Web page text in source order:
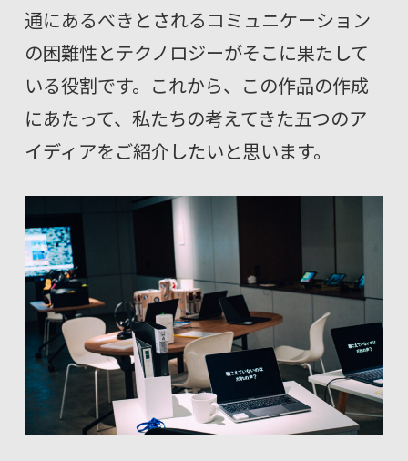
通にあるべきとされるコミュニケーション
の困難性とテクノロジーがそこに果たして
いる役割です。これから、この作品の作成
にあたって、私たちの考えてきた五つのア
イディアをご紹介したいと思います。